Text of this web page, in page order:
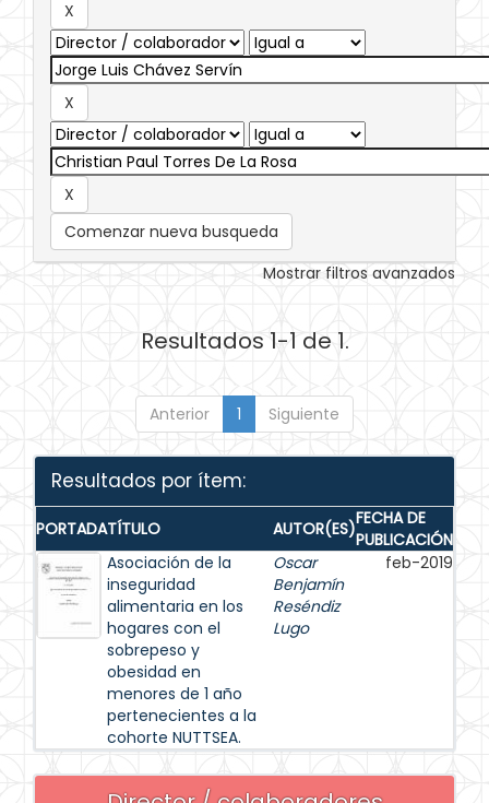
Comenzar nueva busqueda
Mostrar filtros avanzados
Resultados 1-1 de 1.
Anterior 1 Siguiente
Resultados por ítem:
PORTADATÍTULO AUTOR(ES)FECHA DE
PUBLICACIÓN
Asociación de la
inseguridad
alimentaria en los
hogares con el
sobrepeso y
obesidad en
menores de 1 año
pertenecientes a la
cohorte NUTTSEA.
Oscar
Benjamín
Reséndiz
Lugo
feb-2019